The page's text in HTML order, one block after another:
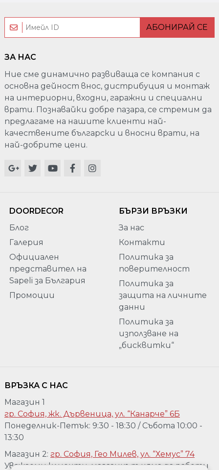
АБОНИРАЙ СЕ
ЗА НАС
Ние сме динамично развиваща се компания с
основна дейност внос, дистрибуция и монтаж
на интериорни, входни, гаражни и специални
врати. Познавайки добре пазара, се стремим да
предлагаме на нашите клиенти най-
качествените български и вносни врати, на
най-добрите цени.
DOORDECOR
Блог
Галерия
Официален
представител на
Sapeli за България
Промоции
БЪРЗИ ВРЪЗКИ
За нас
Контакти
Политика за
поверителност
Политика за
защита на личните
данни
Политика за
използване на
„бисквитки“
ВРЪЗКА С НАС
Магазин 1
гр. София, жк. Дървеница, ул. “Канарче” 6Б
Понеделник-Петък: 9:30 - 18:30 / Събота 10:00 -
13:30
Магазин 2: гр. София, Гео Милев, ул. “Хемус” 74
Уважаеми клиенти, магазинът няма да работи